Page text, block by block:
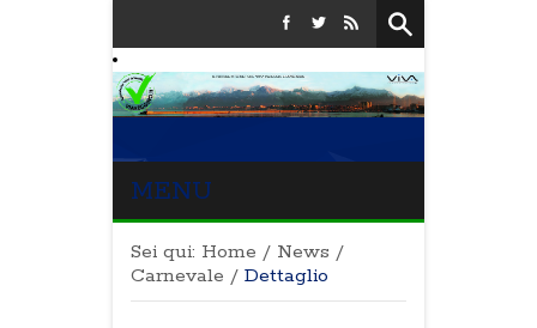
MENU
Sei qui: Home / News /
Carnevale / Dettaglio